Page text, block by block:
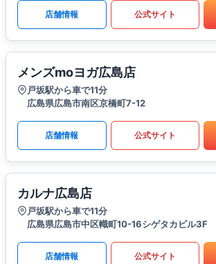
店舗情報 公式サイト
メンズmoヨガ広島店
戸坂駅から車で11分
広島県広島市南区京橋町7-12
店舗情報 公式サイト
カルナ広島店
戸坂駅から車で11分
広島県広島市中区幟町10-16シゲタカビル3F
店舗情報 公式サイト